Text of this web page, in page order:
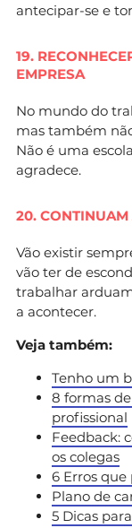
antecipar-se e
19.
EMPRESA
No mundo do
mas também
Não é uma
agradece.
20. CONTINUAM
Vão existir
vão ter de
trabalhar
a acontecer.
Veja também:
Tenho um
8 formas
profissional
Feedback:
os colegas
6 Erros
Plano de
5 Dicas